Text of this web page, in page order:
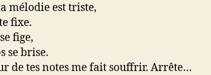
mélodie est triste,
fixe.
fige,
se brise.
de tes notes me fait souffrir. Arrête…